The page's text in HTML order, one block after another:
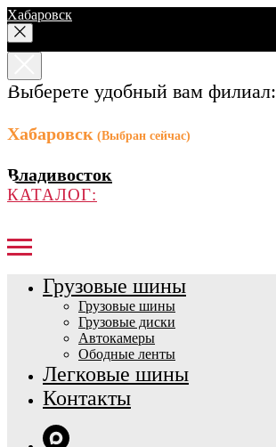
Хабаровск
Выберете удобный вам филиал:
Хабаровск (Выбран сейчас)
Владивосток
КАТАЛОГ:
Грузовые шины
Грузовые шины
Грузовые диски
Автокамеры
Ободные ленты
Легковые шины
Контакты